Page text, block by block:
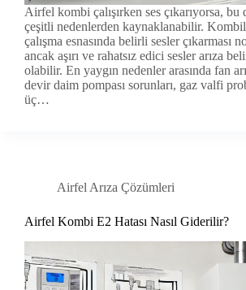
Airfel kombi çalışırken ses çıkarıyorsa, bu
çeşitli nedenlerden kaynaklanabilir.
çalışma esnasında belirli sesler çıkarması
ancak aşırı ve rahatsız edici sesler arıza
olabilir. En yaygın nedenler arasında fan
devir daim pompası sorunları, gaz valfi
üç…
Airfel Arıza Çözümleri
Airfel Kombi E2 Hatası Nasıl Giderilir?